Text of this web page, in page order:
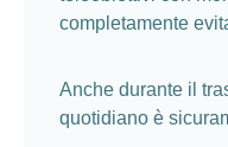
completamente
Anche durante il
quotidiano è